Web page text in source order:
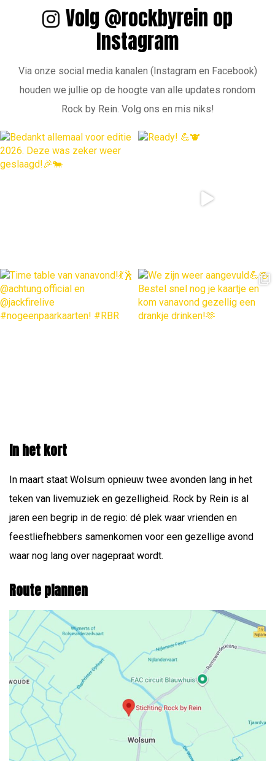
Volg @rockbyrein op
Instagram
Via onze social media kanalen (Instagram en Facebook)
houden we jullie op de hoogte van alle updates rondom
Rock by Rein. Volg ons en mis niks!
In het kort
In maart staat Wolsum opnieuw twee avonden lang in het
teken van livemuziek en gezelligheid. Rock by Rein is al
jaren een begrip in de regio: dé plek waar vrienden en
feestliefhebbers samenkomen voor een gezellige avond
waar nog lang over nagepraat wordt.
Route plannen